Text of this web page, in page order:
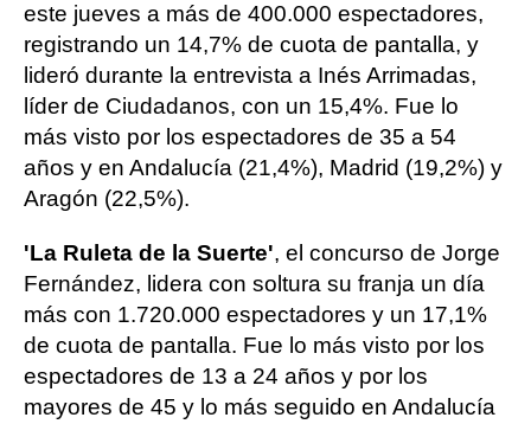
este jueves a más de 400.000 espectadores,
registrando un 14,7% de cuota de pantalla, y
lideró durante la entrevista a Inés Arrimadas,
líder de Ciudadanos, con un 15,4%. Fue lo
más visto por los espectadores de 35 a 54
años y en Andalucía (21,4%), Madrid (19,2%) y
Aragón (22,5%).
'La Ruleta de la Suerte', el concurso de Jorge
Fernández, lidera con soltura su franja un día
más con 1.720.000 espectadores y un 17,1%
de cuota de pantalla. Fue lo más visto por los
espectadores de 13 a 24 años y por los
mayores de 45 y lo más seguido en Andalucía